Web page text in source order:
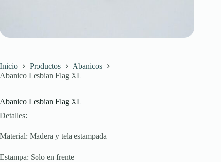
Inicio Productos
Abanicos
Abanico Lesbian Flag XL
Abanico Lesbian Flag XL
Detalles:
Material: Madera y tela estampada
Estampa: Solo en frente